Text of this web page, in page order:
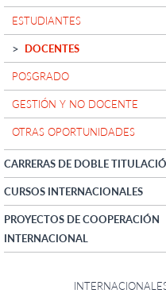
ESTUDIANTES
DOCENTES
POSGRADO
GESTIÓN Y NO DOCENTE
OTRAS OPORTUNIDADES
CARRERAS DE DOBLE
CURSOS INTERNACIONALES
PROYECTOS DE COOPERACIÓN
INTERNACIONAL